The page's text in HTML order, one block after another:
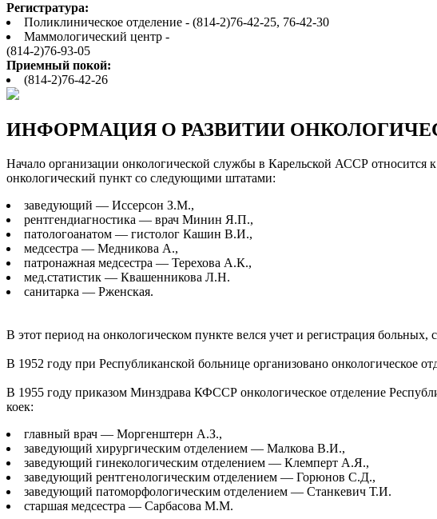
Регистратура:
Поликлиническое отделение - (814-2)76-42-25, 76-42-30
Маммологический центр -
(814-2)76-93-05
Приемный покой:
(814-2)76-42-26
ИНФОРМАЦИЯ О РАЗВИТИИ
Начало организации онкологической службы в Карельской АССР относится к
онкологический пункт со следующими штатами:
заведующий — Иссерсон З.М.,
рентгендиагностика — врач Минин Я.П.,
патологоанатом — гистолог Кашин В.И.,
медсестра — Медникова А.,
патронажная медсестра — Терехова А.К.,
мед.статистик — Квашенникова Л.Н.
санитарка — Рженская.
В этот период на онкологическом пункте велся учет и регистрация
В 1952 году при Республиканской больнице организовано онкологическое
В 1955 году приказом Минздрава КФССР онкологическое отделение
коек:
главный врач — Моргенштерн А.З.,
заведующий хирургическим отделением — Малкова В.И.,
заведующий гинекологическим отделением — Клемперт А.Я.,
заведующий рентгенологическим отделением — Горюнов С.Д.,
заведующий патоморфологическим отделением — Станкевич Т.И.
старшая медсестра — Сарбасова М.М.